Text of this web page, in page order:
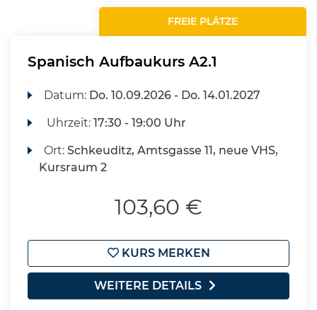
FREIE PLÄTZE
Spanisch Aufbaukurs A2.1
Datum: Do. 10.09.2026 - Do. 14.01.2027
Uhrzeit:17:30 - 19:00 Uhr
Ort:Schkeuditz, Amtsgasse 11, neue VHS,
Kursraum 2
103,60 €
KURS MERKEN
WEITERE DETAILS